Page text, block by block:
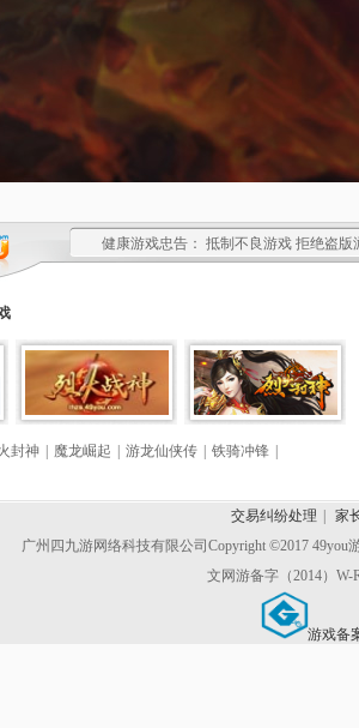
健康游戏忠告： 抵制不良游戏 拒绝盗
封神 魔龙崛起 游龙仙侠传 铁骑冲锋
交易纠纷处理
家
广州四九游网络科技有限公司Copyright ©2017 49you
文网游备字（2014）W-
游戏备